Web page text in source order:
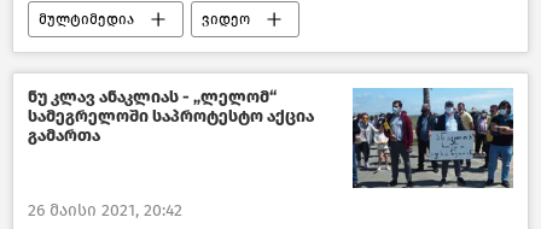
მულტიმედია ვიდეო
საზოგადოება საქართველო
ნუ კლავ ანაკლიას - „ლელომ“
სამეგრელოში საპროტესტო აქცია
გამართა
26 მაისი 2021, 20:42